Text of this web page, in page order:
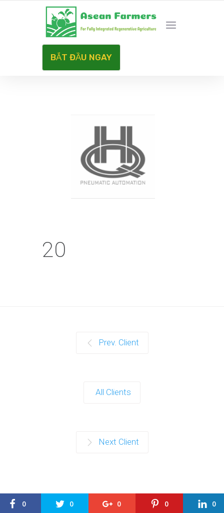
HÀNH TRÌNH NET ZERO CARBON
BẮT ĐẦU NGAY
20
Prev. Client
All Clients
Next Client
0 0 0 0 0